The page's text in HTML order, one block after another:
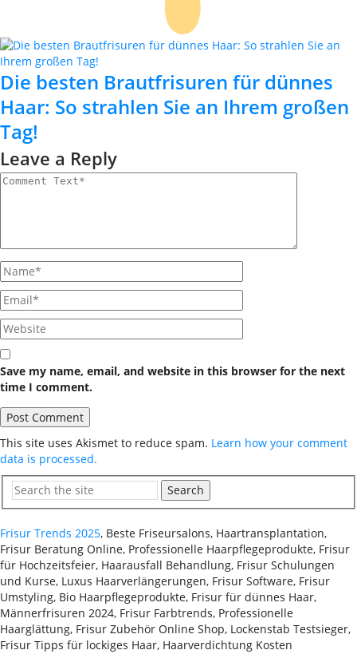
Die besten Brautfrisuren für dünnes
Haar: So strahlen Sie an Ihrem großen
Tag!
Leave a Reply
Save my name, email, and website in this browser for the next
time I comment.
This site uses Akismet to reduce spam. Learn how your comment
data is processed.
Search
Frisur Trends 2025, Beste Friseursalons, Haartransplantation,
Frisur Beratung Online, Professionelle Haarpflegeprodukte, Frisur
für Hochzeitsfeier, Haarausfall Behandlung, Frisur Schulungen
und Kurse, Luxus Haarverlängerungen, Frisur Software, Frisur
Umstyling, Bio Haarpflegeprodukte, Frisur für dünnes Haar,
Männerfrisuren 2024, Frisur Farbtrends, Professionelle
Haarglättung, Frisur Zubehör Online Shop, Lockenstab Testsieger,
Frisur Tipps für lockiges Haar, Haarverdichtung Kosten